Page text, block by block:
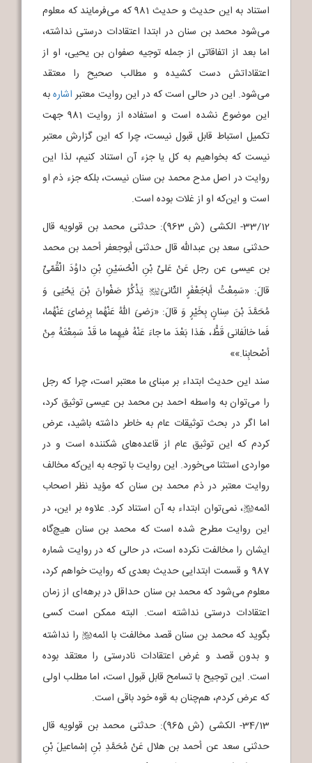
استناد به این حدیث و حدیث 981 که می‌فرمایند که معلوم
می‌شود محمد بن سنان در ابتدا اعتقادات درستی نداشته،
اما بعد از اتفاقاتی از جمله توجیه صفوان بن یحیی، او از
اعتقاداتش دست کشیده و مطالب صحیح را معتقد
می‌شود. این در حالی است که در این روایت معتبراشارهبه
این موضوع نشده است و استفاده از روایت 981 جهت
تکمیل استباط قابل قبول نیست، چرا که این گزارش معتبر
نیست که بخواهیم به کل یا جزء آن استناد کنیم، لذا این
روایت در اصل مدح محمد بن سنان نیست، بلکه جزء ذم او
است و این‌که او از غلات بوده است.
33/12- الکشی (ش 963): حدثنی محمد بن قولویه قال
حدثنی سعد بن عبدالله قال حدثنی أبوجعفر أحمد بن محمد
بن عیسی عن رجل عَنْ عَلیِّ بْنِ الْحُسَیْنِ بْنِ داوُدَ الْقُمّیِّ
قالَ: «سَمِعْتُ أباجَعْفَرٍ الثّانیَj یَذْکُرُ صَفْوانَ بْنَ یَحْیَی وَ
مُحَمَّدَ بْنَ سِنانٍ بِخَیْرٍ وَ قالَ: «رَضیَ اللهُ عَنْهُما بِرِضایَ عَنْهُما،
فَما خالَفانی قَطُّ، هَذا بَعْدَ ما جاءَ عَنْهُ فیهِما ما قَدْ سَمِعْتَهُ مِنْ
أصْحابِنا.»»
سند این حدیث ابتداء بر مبنای ما معتبر است، چرا که رجل
را می‌توان به واسطه احمد بن محمد بن عیسی توثیق کرد،
اما اگر در بحث توثیقات عام به خاطر داشته باشید، عرض
کردم که این توثیق عام از قاعده‌های شکننده است و در
مواردی استثنا می‌خورد. این روایت با توجه به این‌که مخالف
روایت معتبر در ذم محمد بن سنان که مؤید نظر اصحاب
ائمهb، نمی‌توان ابتداء به آن استناد کرد. علاوه بر این، در
این روایت مطرح شده است که محمد بن سنان هیچ‌گاه
ایشان را مخالفت نکرده است، در حالی که در روایت شماره
987 و قسمت ابتدایی حدیث بعدی که روایت خواهم کرد،
معلوم می‌شود که محمد بن سنان حداقل در برهه‌ای از زمان
اعتقادات درستی نداشته است. البته ممکن است کسی
بگوید که محمد بن سنان قصد مخالفت با ائمهb را نداشته
و بدون قصد و غرض اعتقادات نادرستی را معتقد بوده
است. این توجیح با تسامح قابل قبول است، اما مطلب اولی
که عرض کردم، هم‌چنان به قوه خود باقی است.
34/13- الکشی (ش 965): حدثنی محمد بن قولویه قال
حدثنی سعد عن أحمد بن هلال عَنْ مُحَمَّدِ بْنِ إسْماعیلَ بْنِ